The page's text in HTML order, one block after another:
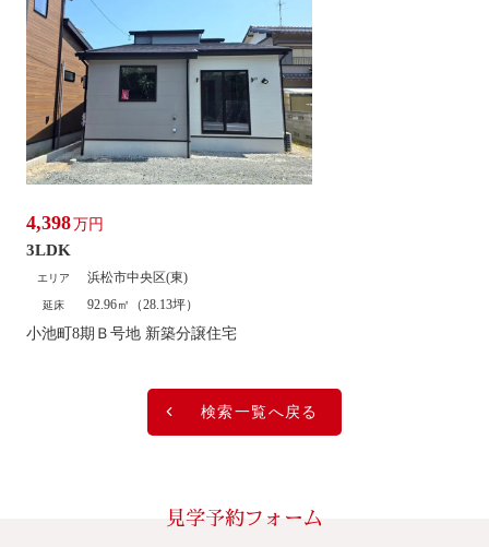
4,398万円
3LDK
エリア 浜松市中央区(東)
延床 92.96㎡（28.13坪）
小池町8期Ｂ号地 新築分譲住宅
検索一覧へ戻る
見学予約フォーム